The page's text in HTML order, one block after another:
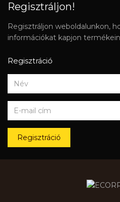
Regisztráljon!
Regisztráljon weboldalunkon,
információkat kapjon
Regisztráció
Regisztráció